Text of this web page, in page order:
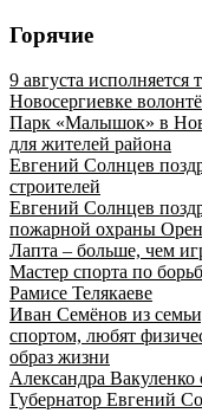
Горячие
9 августа исполняется
Новосергиевке
Парк «Малышок» в
для жителей района
Евгений Солнцев
строителей
Евгений Солнцев
пожарной охраны
Лапта – больше, чем
Мастер спорта по
Рамисе Телякаеве
Иван Семёнов из
спортом, любят
образ жизни
Александра Вакуленко
Губернатор Евгений